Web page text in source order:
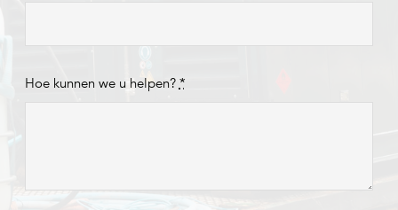
Hoe kunnen we u helpen? *